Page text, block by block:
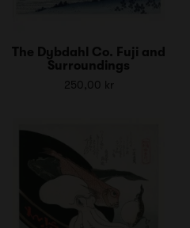
The Dybdahl Co. Fuji and
Surroundings
250,00 kr